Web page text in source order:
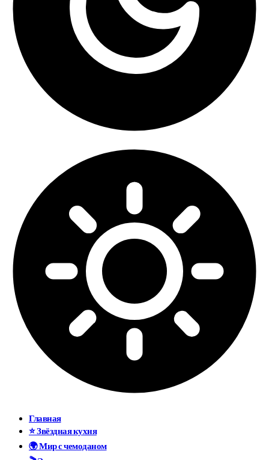
Главная
⭐ Звёздная кухня
🌍 Мир с чемоданом